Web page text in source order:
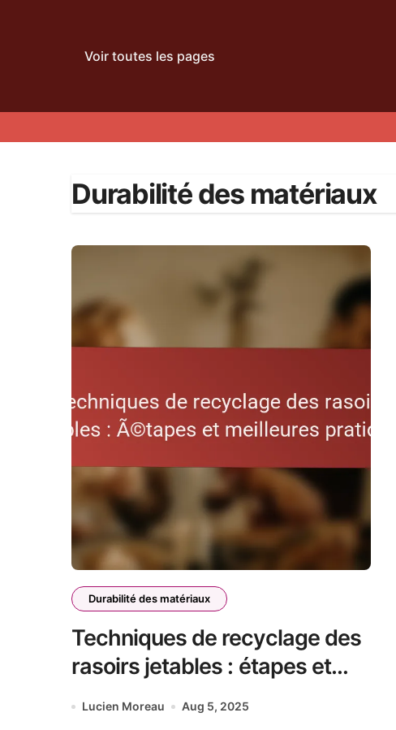
Voir toutes les pages
Durabilité des matériaux
Durabilité des matériaux
Techniques de recyclage des
rasoirs jetables : étapes et
meilleures pratiques
Lucien Moreau Aug 5, 2025